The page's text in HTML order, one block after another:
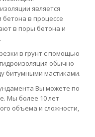
является
в процессе
в поры бетона и
в грунт с помощью
обычно
битумными мастиками.
Вы можете по
Мы более 10 лет
объема и сложности,